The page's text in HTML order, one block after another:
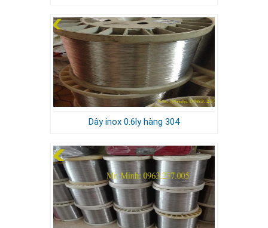
Dây inox 0.6ly hàng 304